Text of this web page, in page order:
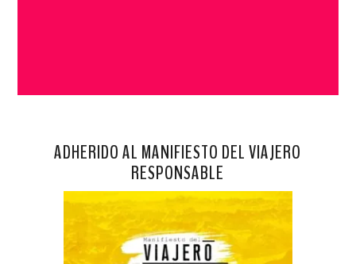
ADHERIDO AL MANIFIESTO DEL VIAJERO
RESPONSABLE